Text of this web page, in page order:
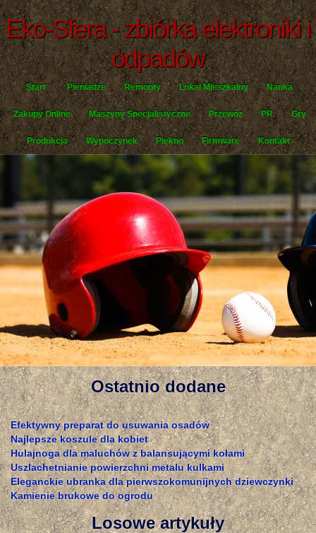
Eko-Sfera - zbiórka elektroniki i
odpadów
Start Pieniądze Remonty Lokal Mieszkalny Nauka
Zakupy Online Maszyny Specjalistyczne Przewóz PR Gry
Produkcja Wypoczynek Piękno Firmware Kontakt
Ostatnio dodane
Efektywny preparat do usuwania osadów
Najlepsze koszule dla kobiet
Hulajnoga dla maluchów z balansującymi kołami
Uszlachetnianie powierzchni metalu kulkami
Eleganckie ubranka dla pierwszokomunijnych dziewczynki
Kamienie brukowe do ogrodu
Losowe artykuły